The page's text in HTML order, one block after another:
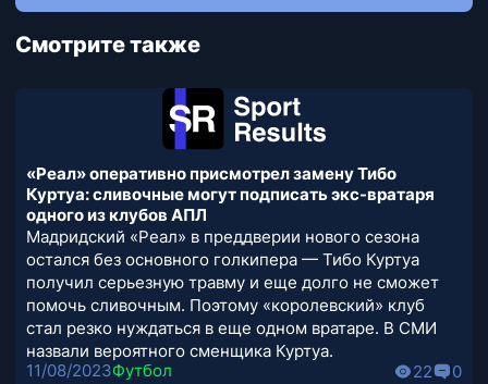
Смотрите также
«Реал» оперативно присмотрел замену Тибо
Куртуа: сливочные могут подписать экс-вратаря
одного из клубов АПЛ
Мадридский «Реал» в преддверии нового сезона
остался без основного голкипера — Тибо Куртуа
получил серьезную травму и еще долго не сможет
помочь сливочным. Поэтому «королевский» клуб
стал резко нуждаться в еще одном вратаре. В СМИ
назвали вероятного сменщика Куртуа.
11/08/2023Футбол 22 0